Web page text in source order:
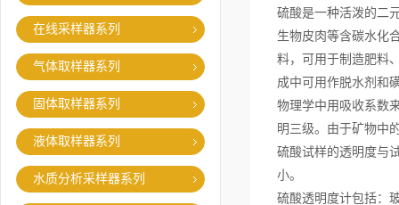
在线采样器系列
气体取样器系列
固体取样器系列
液体取样器系列
水质分析采样器系列
硫酸是一种活泼的二
生物皮肉等含碳水化
料，可用于制造肥料
成中可用作脱水剂和
物理学中用吸收系数
明三级。由于矿物中
硫酸试样的透明度与
小。
硫酸透明度计包括：